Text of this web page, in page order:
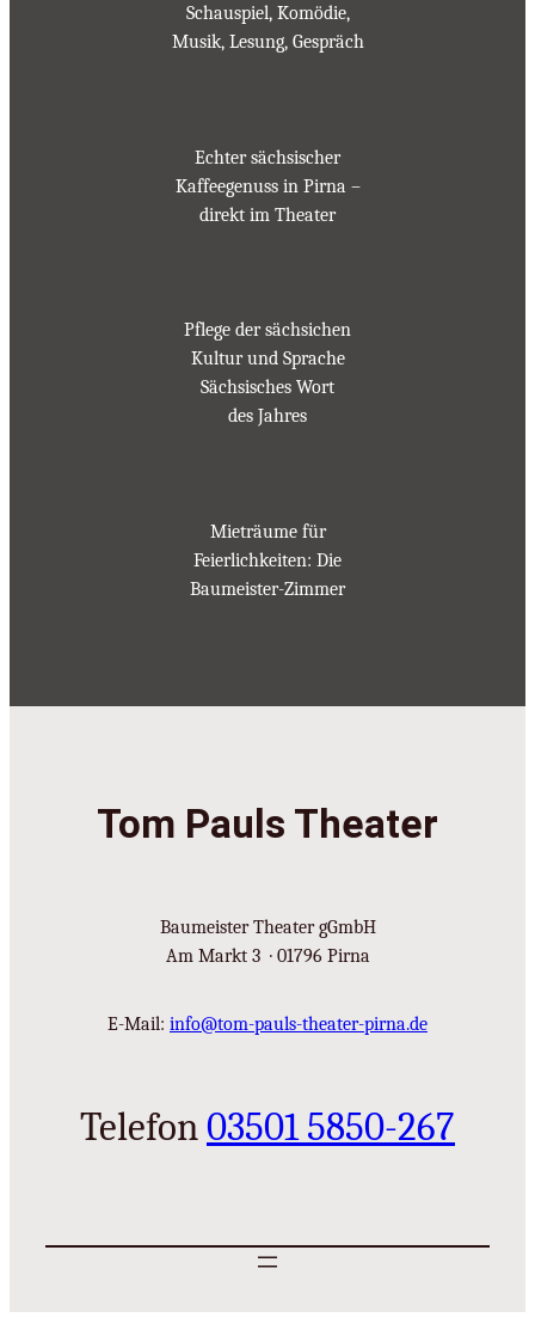
Schauspiel, Komödie,
Musik, Lesung, Gespräch
Echter sächsischer
Kaffeegenuss in Pirna –
direkt im Theater
Pflege der sächsichen
Kultur und Sprache
Sächsisches Wort
des Jahres
Mieträume für
Feierlichkeiten: Die
Baumeister-Zimmer
Tom Pauls Theater
Baumeister Theater gGmbH
Am Markt 3 · 01796 Pirna
E-Mail: info@tom-pauls-theater-pirna.de
Telefon03501 5850-267